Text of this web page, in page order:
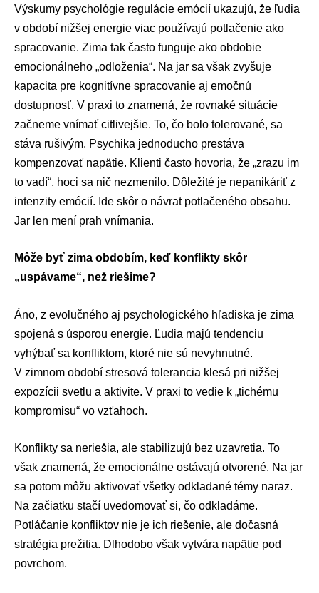
Výskumy psychológie regulácie emócií ukazujú, že ľudia
v období nižšej energie viac používajú potlačenie ako
spracovanie. Zima tak často funguje ako obdobie
emocionálneho „odloženia“. Na jar sa však zvyšuje
kapacita pre kognitívne spracovanie aj emočnú
dostupnosť. V praxi to znamená, že rovnaké situácie
začneme vnímať citlivejšie. To, čo bolo tolerované, sa
stáva rušivým. Psychika jednoducho prestáva
kompenzovať napätie. Klienti často hovoria, že „zrazu im
to vadí“, hoci sa nič nezmenilo. Dôležité je nepanikáriť z
intenzity emócií. Ide skôr o návrat potlačeného obsahu.
Jar len mení prah vnímania.
Môže byť zima obdobím, keď konflikty skôr
„uspávame“, než riešime?
Áno, z evolučného aj psychologického hľadiska je zima
spojená s úsporou energie. Ľudia majú tendenciu
vyhýbať sa konfliktom, ktoré nie sú nevyhnutné.
V zimnom období stresová tolerancia klesá pri nižšej
expozícii svetlu a aktivite. V praxi to vedie k „tichému
kompromisu“ vo vzťahoch.
Konflikty sa neriešia, ale stabilizujú bez uzavretia. To
však znamená, že emocionálne ostávajú otvorené. Na jar
sa potom môžu aktivovať všetky odkladané témy naraz.
Na začiatku stačí uvedomovať si, čo odkladáme.
Potláčanie konfliktov nie je ich riešenie, ale dočasná
stratégia prežitia. Dlhodobo však vytvára napätie pod
povrchom.